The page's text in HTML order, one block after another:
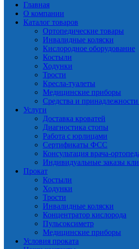
Главная
О компании
Каталог товаров
Ортопедические товары
Инвалидные коляски
Кислородное оборудование
Костыли
Ходунки
Трости
Кресла-туалеты
Медицинские приборы
Средства и
Услуги
Доставка кроватей
Диагностика стопы
Работа с юрлицами
Сертификаты ФСС
Консультация врача-
Индивидуальные заказы
Прокат
Костыли
Ходунки
Трости
Инвалидные коляски
Концентратор кислорода
Пульсоксиметр
Медицинские приборы
Условия проката